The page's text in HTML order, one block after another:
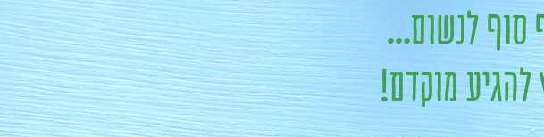
סוף לנשום...
מוקדם!